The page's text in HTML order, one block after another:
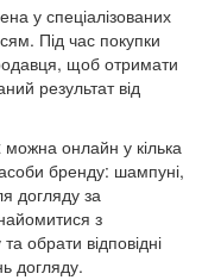
у спеціалізованих
Під час покупки
щоб отримати
результат від
можна онлайн у кілька
бренду: шампуні,
догляду за
з
обрати відповідні
догляду.